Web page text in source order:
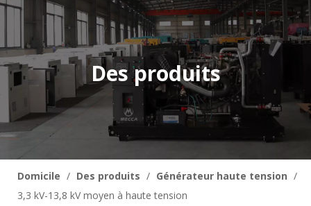
Des produits
Domicile Des produits / Générateur haute tension
3,3 kV-13,8 kV moyen à haute tension